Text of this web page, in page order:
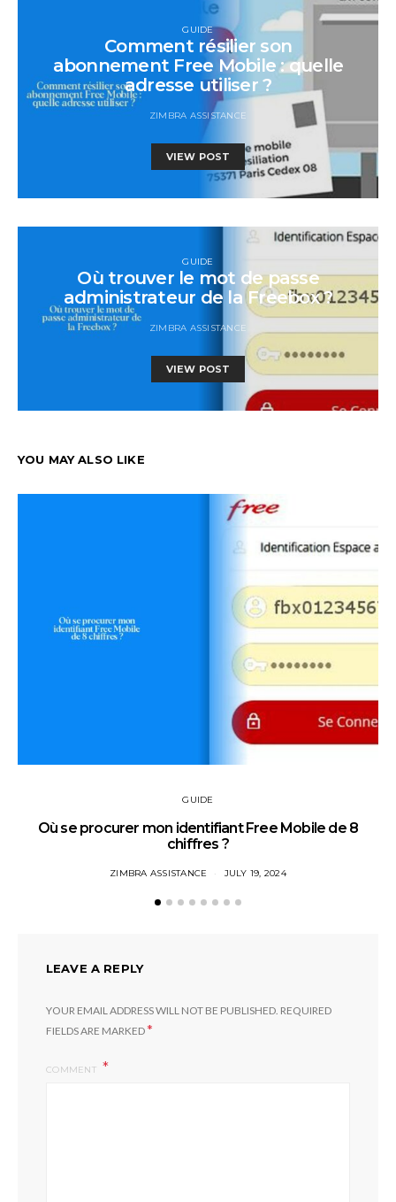
GUIDE
Comment résilier son
abonnement Free Mobile : quelle
adresse utiliser ?
ZIMBRA ASSISTANCE
VIEW POST
GUIDE
Où trouver le mot de passe
administrateur de la Freebox ?
ZIMBRA ASSISTANCE
VIEW POST
YOU MAY ALSO LIKE
GUIDE
Où se procurer mon identifiant Free Mobile de 8
chiffres ?
ZIMBRA ASSISTANCE JULY 19, 2024
LEAVE A REPLY
YOUR EMAIL ADDRESS WILL NOT BE PUBLISHED. REQUIRED
FIELDS ARE MARKED*
COMMENT